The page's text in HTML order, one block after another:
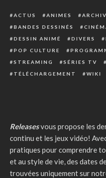
ACTUS ANIMES
BANDES DESSINÉS
DESSIN ANIMÉ
DIVERS
POP CULTURE
STREAMING
SÉRIES TV
TÉLÉCHARGEMENT
WIKI
Releasesvous propose les
continu et les jeux vidéo!
pratiques pour comprendre
et au style de vie, des dates
trouvées uniquement sur